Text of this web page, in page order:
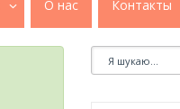
О нас Контакты